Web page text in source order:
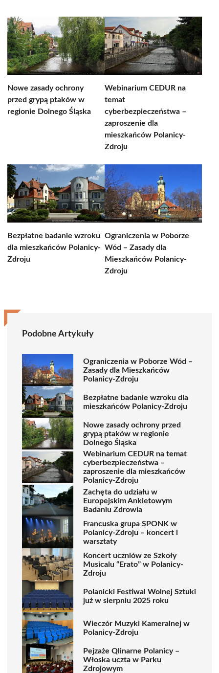
Nowe zasady ochrony
przed grypą ptaków w
regionie Dolnego Śląska
Webinarium CEDUR na
temat
cyberbezpieczeństwa –
zaproszenie dla
mieszkańców Polanicy-
Zdroju
Bezpłatne badanie wzroku
dla mieszkańców Polanicy-
Zdroju
Ograniczenia w Poborze
Wód – Zasady dla
Mieszkańców Polanicy-
Zdroju
Podobne Artykuły
Ograniczenia w Poborze Wód –
Zasady dla Mieszkańców
Polanicy-Zdroju
Bezpłatne badanie wzroku dla
mieszkańców Polanicy-Zdroju
Nowe zasady ochrony przed
grypą ptaków w regionie
Dolnego Śląska
Webinarium CEDUR na temat
cyberbezpieczeństwa –
zaproszenie dla mieszkańców
Polanicy-Zdroju
Zachęta do udziału w
Europejskim Ankietowym
Badaniu Zdrowia
Francuska grupa SPONK w
Polanicy-Zdroju – koncert i
warsztaty
Koncert uczniów ze Szkoły
Musicalu “Erato” w Polanicy-
Zdroju
Polanicki Festiwal Wolnej Sztuki
już w sierpniu 2025 roku
Wieczór Muzyki Kameralnej w
Polanicy-Zdroju
Pejzaże Qlinarne Polanicy –
Włoska uczta w Parku
Zdrojowym